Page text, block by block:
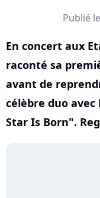
Publié
En concert aux
raconté sa
avant de
célèbre duo
Star Is Born".